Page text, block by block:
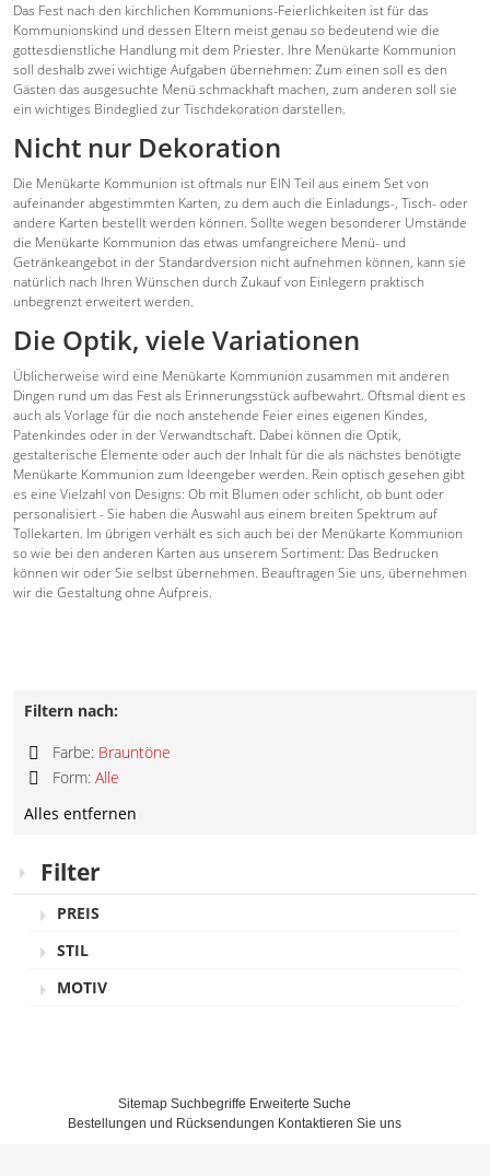
Das Fest nach den kirchlichen Kommunions-Feierlichkeiten ist für das
Kommunionskind und dessen Eltern meist genau so bedeutend wie die
gottesdienstliche Handlung mit dem Priester. Ihre Menükarte Kommunion
soll deshalb zwei wichtige Aufgaben übernehmen: Zum einen soll es den
Gästen das ausgesuchte Menü schmackhaft machen, zum anderen soll sie
ein wichtiges Bindeglied zur Tischdekoration darstellen.
Nicht nur Dekoration
Die Menükarte Kommunion ist oftmals nur EIN Teil aus einem Set von
aufeinander abgestimmten Karten, zu dem auch die Einladungs-, Tisch- oder
andere Karten bestellt werden können. Sollte wegen besonderer Umstände
die Menükarte Kommunion das etwas umfangreichere Menü- und
Getränkeangebot in der Standardversion nicht aufnehmen können, kann sie
natürlich nach Ihren Wünschen durch Zukauf von Einlegern praktisch
unbegrenzt erweitert werden.
Die Optik, viele Variationen
Üblicherweise wird eine Menükarte Kommunion zusammen mit anderen
Dingen rund um das Fest als Erinnerungsstück aufbewahrt. Oftsmal dient es
auch als Vorlage für die noch anstehende Feier eines eigenen Kindes,
Patenkindes oder in der Verwandtschaft. Dabei können die Optik,
gestalterische Elemente oder auch der Inhalt für die als nächstes benötigte
Menükarte Kommunion zum Ideengeber werden. Rein optisch gesehen gibt
es eine Vielzahl von Designs: Ob mit Blumen oder schlicht, ob bunt oder
personalisiert - Sie haben die Auswahl aus einem breiten Spektrum auf
Tollekarten. Im übrigen verhält es sich auch bei der Menükarte Kommunion
so wie bei den anderen Karten aus unserem Sortiment: Das Bedrucken
können wir oder Sie selbst übernehmen. Beauftragen Sie uns, übernehmen
wir die Gestaltung ohne Aufpreis.
Filtern nach:
Farbe: Brauntöne
Diesen
entfernen
Form: Alle
Artikel
Alles entfernen
Filter
PREIS
STIL
MOTIV
Sitemap Suchbegriffe Erweiterte Suche
Bestellungen und Rücksendungen Kontaktieren Sie uns